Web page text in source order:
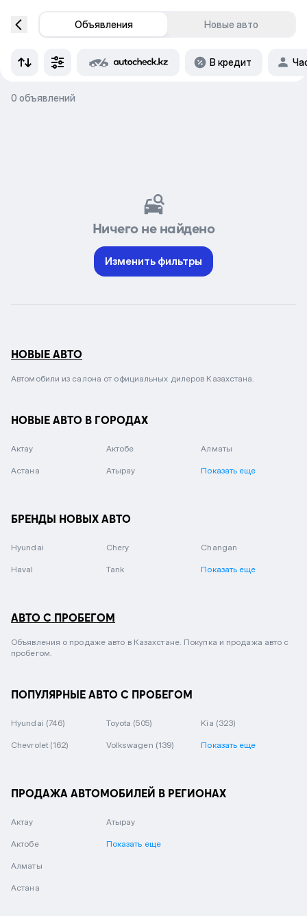
Объявления Новые авто
В кредит
0 объявлений
Ничего не найдено
Изменить фильтры
НОВЫЕ АВТО
Автомобили из салона от официальных дилеров Казахстана.
НОВЫЕ АВТО В ГОРОДАХ
Актау Актобе Алматы
Астана Атырау Показать еще
БРЕНДЫ НОВЫХ АВТО
Hyundai Chery Changan
Haval Tank Показать еще
АВТО С ПРОБЕГОМ
Объявления о продаже авто в Казахстане. Покупка и продажа авто с
пробегом.
ПОПУЛЯРНЫЕ АВТО С ПРОБЕГОМ
Hyundai (746) Toyota (505) Kia (323)
Chevrolet (162) Volkswagen (139) Показать еще
ПРОДАЖА АВТОМОБИЛЕЙ В РЕГИОНАХ
Актау
Актобе
Алматы
Астана
Атырау
Показать еще